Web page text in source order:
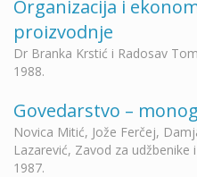
Organizacija i
proizvodnje
Dr Branka Krstić i Radosav
1988.
Govedarstvo –
Novica Mitić, Jože Ferčej,
Lazarević, Zavod za
1987.